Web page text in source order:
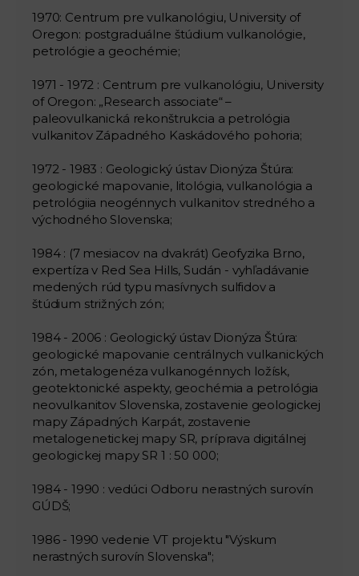
1970: Centrum pre vulkanológiu, University of
Oregon: postgraduálne štúdium vulkanológie,
petrológie a geochémie;
1971 - 1972 : Centrum pre vulkanológiu, University
of Oregon: „Research associate“ –
paleovulkanická rekonštrukcia a petrológia
vulkanitov Západného Kaskádového pohoria;
1972 - 1983 : Geologický ústav Dionýza Štúra:
geologické mapovanie, litológia, vulkanológia a
petrológiia neogénnych vulkanitov stredného a
východného Slovenska;
1984 : (7 mesiacov na dvakrát) Geofyzika Brno,
expertíza v Red Sea Hills, Sudán - vyhľadávanie
medených rúd typu masívnych sulfidov a
štúdium strižných zón;
1984 - 2006 : Geologický ústav Dionýza Štúra:
geologické mapovanie centrálnych vulkanických
zón, metalogenéza vulkanogénnych ložísk,
geotektonické aspekty, geochémia a petrológia
neovulkanitov Slovenska, zostavenie geologickej
mapy Západných Karpát, zostavenie
metalogenetickej mapy SR, príprava digitálnej
geologickej mapy SR 1 : 50 000;
1984 - 1990 : vedúci Odboru nerastných surovín
GÚDŠ;
1986 - 1990 vedenie VT projektu "Výskum
nerastných surovín Slovenska";